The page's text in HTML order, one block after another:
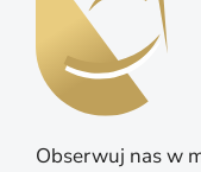
Obserwuj nas w